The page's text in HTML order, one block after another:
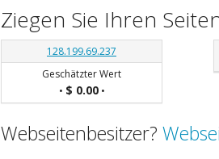
Ziegen Sie Ihren
128.199.69.237
Geschätzter Wert
• $ 0.00•
Webseitenbesitzer?